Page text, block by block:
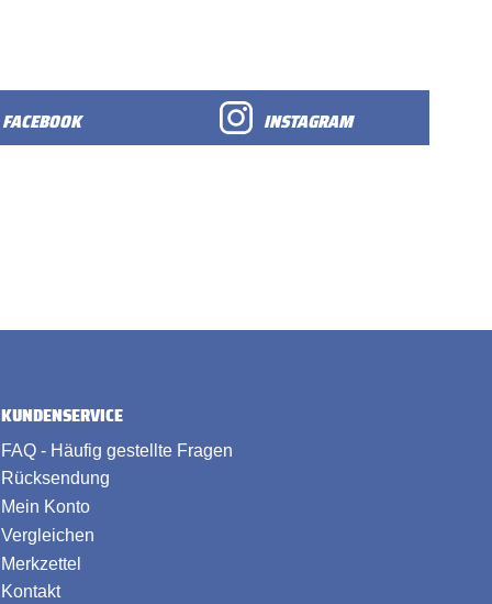
FACEBOOK INSTAGRAM
KUNDENSERVICE
FAQ - Häufig gestellte Fragen
Rücksendung
Mein Konto
Vergleichen
Merkzettel
Kontakt